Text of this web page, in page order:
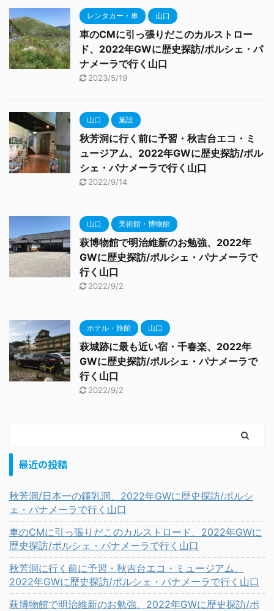
レンタカー・車 山口
車のCMに引っ張りだこのカルストロー
ド、2022年GWに歴史探訪/ポルシェ・パ
ナメーラで行く山口
2023/5/19
山口 施設
秋芳洞に行く前に予習・秋吉台エコ・ミ
ュージアム、2022年GWに歴史探訪/ポル
シェ・パナメーラで行く山口
2022/9/14
山口 美術館・博物館
萩博物館で明治維新のお勉強、2022年
GWに歴史探訪/ポルシェ・パナメーラで
行く山口
2022/9/2
ホテル・旅館 山口
萩城跡に最も近い宿・千春楽、2022年
GWに歴史探訪/ポルシェ・パナメーラで
行く山口
2022/9/2
最近の投稿
秋芳洞/日本一の鍾乳洞、2022年GWに歴史探訪/ポルシ
ェ・パナメーラで行く山口
車のCMに引っ張りだこのカルストロード、2022年GWに
歴史探訪/ポルシェ・パナメーラで行く山口
秋芳洞に行く前に予習・秋吉台エコ・ミュージアム、
2022年GWに歴史探訪/ポルシェ・パナメーラで行く山口
萩博物館で明治維新のお勉強、2022年GWに歴史探訪/ポ